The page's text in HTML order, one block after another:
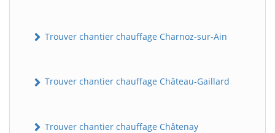
Trouver chantier chauffage Charnoz-sur-Ain
Trouver chantier chauffage Château-Gaillard
Trouver chantier chauffage Châtenay